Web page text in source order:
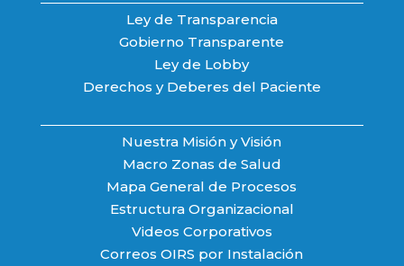
Ley de Transparencia
Gobierno Transparente
Ley de Lobby
Derechos y Deberes del Paciente
Nuestra Misión y Visión
Macro Zonas de Salud
Mapa General de Procesos
Estructura Organizacional
Videos Corporativos
Correos OIRS por Instalación